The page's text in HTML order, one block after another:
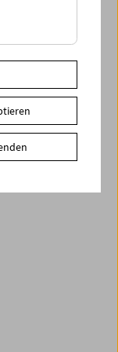
Besuch der
am 2. Oktober